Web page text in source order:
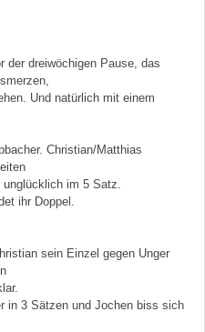
der dreiwöchigen Pause, das
Und natürlich mit einem
Christian/Matthias
unglücklich im 5 Satz.
ihr Doppel.
sein Einzel gegen Unger
in 3 Sätzen und Jochen biss sich